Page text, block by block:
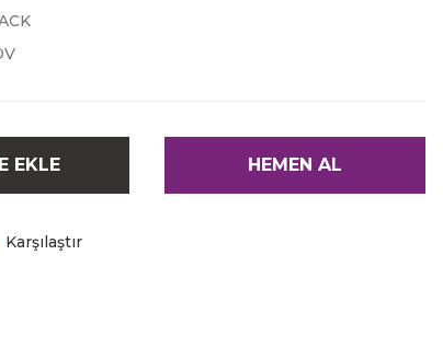
EKLE HEMEN AL
Karşılaştır